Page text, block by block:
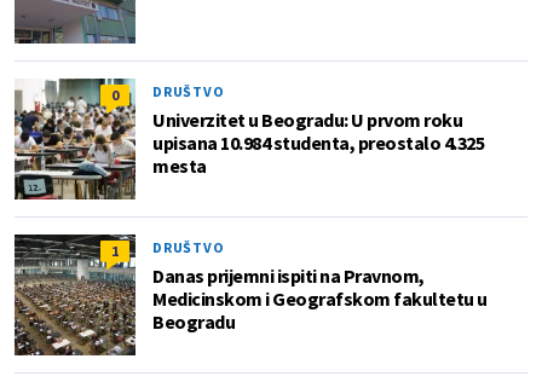
0 DRUŠTVO
Univerzitet u Beogradu: U prvom roku
upisana 10.984 studenta, preostalo 4.325
mesta
1 DRUŠTVO
Danas prijemni ispiti na Pravnom,
Medicinskom i Geografskom fakultetu u
Beogradu